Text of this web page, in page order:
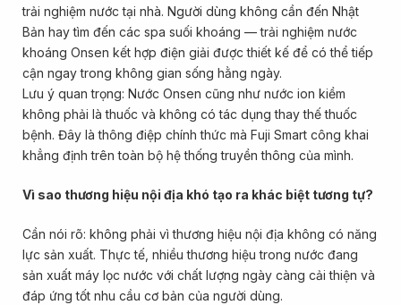
trải nghiệm nước tại nhà. Người dùng không cần đến Nhật
Bản hay tìm đến các spa suối khoáng — trải nghiệm nước
khoáng Onsen kết hợp điện giải được thiết kế để có thể tiếp
cận ngay trong không gian sống hằng ngày.
Lưu ý quan trọng: Nước Onsen cũng như nước ion kiềm
không phải là thuốc và không có tác dụng thay thế thuốc
bệnh. Đây là thông điệp chính thức mà Fuji Smart công khai
khẳng định trên toàn bộ hệ thống truyền thông của mình.
Vì sao thương hiệu nội địa khó tạo ra khác biệt tương tự?
Cần nói rõ: không phải vì thương hiệu nội địa không có năng
lực sản xuất. Thực tế, nhiều thương hiệu trong nước đang
sản xuất máy lọc nước với chất lượng ngày càng cải thiện và
đáp ứng tốt nhu cầu cơ bản của người dùng.